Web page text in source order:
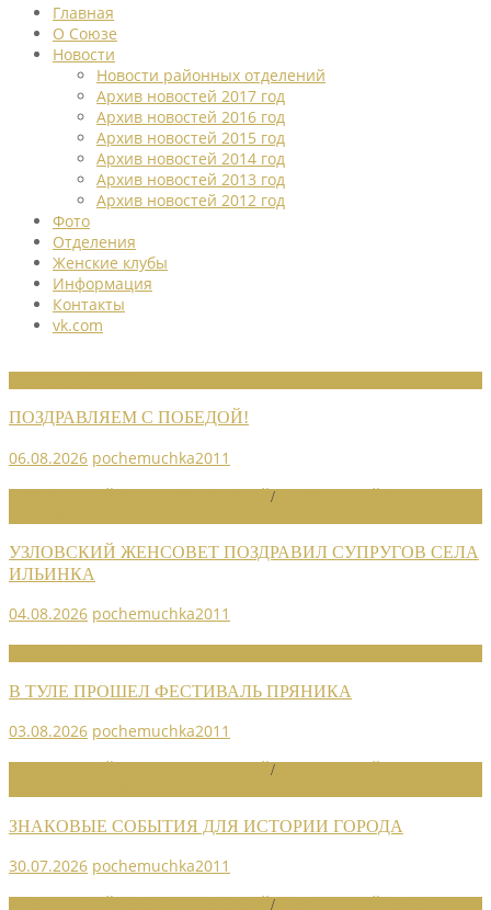
Главная
О Союзе
Новости
Новости районных отделений
Архив новостей 2017 год
Архив новостей 2016 год
Архив новостей 2015 год
Архив новостей 2014 год
Архив новостей 2013 год
Архив новостей 2012 год
Фото
Отделения
Женские клубы
Информация
Контакты
vk.com
ПОЗДРАВЛЯЕМ С ПОБЕДОЙ!
06.08.2026 pochemuchka2011
/
УЗЛОВСКИЙ ЖЕНСОВЕТ ПОЗДРАВИЛ СУПРУГОВ СЕЛА
ИЛЬИНКА
04.08.2026 pochemuchka2011
В ТУЛЕ ПРОШЕЛ ФЕСТИВАЛЬ ПРЯНИКА
03.08.2026 pochemuchka2011
/
ЗНАКОВЫЕ СОБЫТИЯ ДЛЯ ИСТОРИИ ГОРОДА
30.07.2026 pochemuchka2011
/